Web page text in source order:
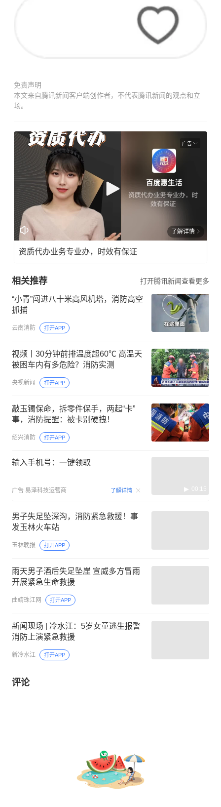
免责声明
本文来自腾讯新闻客户端创作者，不代表腾讯新闻的观点和立
场。
广告
了解详情
资质代办业务专业办，时效有保证
相关推荐 打开腾讯新闻查看更多
“小青”闯进八十米高风机塔，消防高空
抓捕
云南消防 打开APP
视频丨30分钟前排温度超60℃ 高温天
被困车内有多危险？消防实测
央视新闻 打开APP
敲玉镯保命，拆零件保手，两起“卡”
事，消防提醒：被卡别硬拽！
绍兴消防 打开APP
输入手机号：一键领取
广告 易泽科技运营商 了解详情 00:15
男子失足坠深沟，消防紧急救援！事
发玉林火车站
玉林晚报 打开APP
雨天男子酒后失足坠崖 宣威多方冒雨
开展紧急生命救援
曲靖珠江网 打开APP
新闻现场 | 冷水江：5岁女童逃生报警
消防上演紧急救援
新冷水江 打开APP
评论